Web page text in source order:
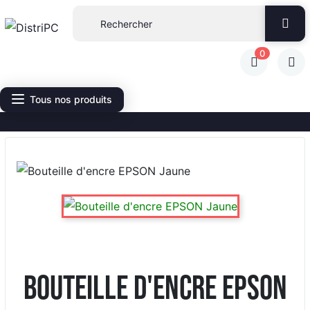
0
Tous nos produits
Bouteille d'encre EPSON